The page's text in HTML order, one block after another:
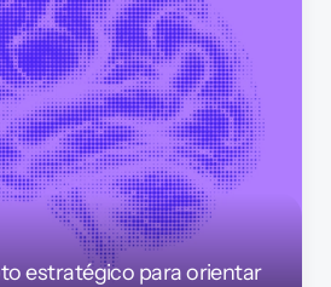
estratégico para orientar